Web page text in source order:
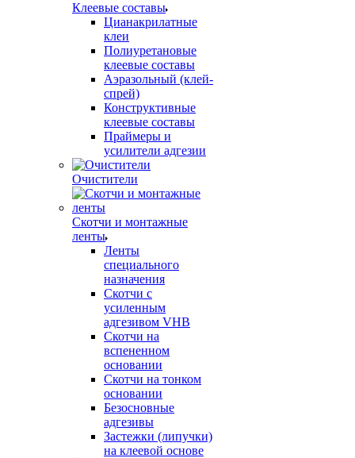
Клеевые составы
Цианакрилатные
клеи
Полиуретановые
клеевые составы
Аэразольный (клей-
спрей)
Конструктивные
клеевые составы
Праймеры и
усилители адгезии
Очистители
Скотчи и монтажные
ленты
Ленты
специального
назначения
Скотчи с
усиленным
адгезивом VHB
Скотчи на
вспененном
основании
Скотчи на тонком
основании
Безосновные
адгезивы
Застежки (липучки)
на клеевой основе